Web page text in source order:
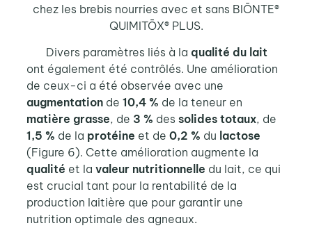
chez les brebis nourries avec et sans BIŌNTE®
QUIMITŌX® PLUS.
Divers paramètres liés à la qualité du lait
ont également été contrôlés. Une amélioration
de ceux-ci a été observée avec une
augmentationde 10,4 % de la teneur en
matière grasse, de 3 % des solides totaux, de
1,5 % de la protéine et de 0,2 % du lactose
(Figure 6). Cette amélioration augmente la
qualité et la valeur nutritionnelle du lait, ce qui
est crucial tant pour la rentabilité de la
production laitière que pour garantir une
nutrition optimale des agneaux.